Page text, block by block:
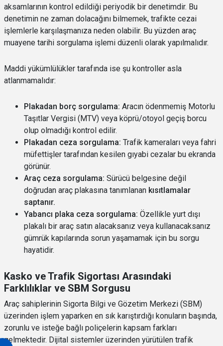
aksamlarının kontrol edildiği periyodik bir denetimdir. Bu
denetimin ne zaman dolacağını bilmemek, trafikte cezai
işlemlerle karşılaşmanıza neden olabilir. Bu yüzden araç
muayene tarihi sorgulama işlemi düzenli olarak yapılmalıdır.
Maddi yükümlülükler tarafında ise şu kontroller asla
atlanmamalıdır:
Plakadan borç sorgulama: Aracın ödenmemiş Motorlu
Taşıtlar Vergisi (MTV) veya köprü/otoyol geçiş borcu
olup olmadığı kontrol edilir.
Plakadan ceza sorgulama: Trafik kameraları veya fahri
müfettişler tarafından kesilen gıyabi cezalar bu ekranda
görünür.
Araç ceza sorgulama: Sürücü belgesine değil
doğrudan araç plakasına tanımlanan kısıtlamalar
saptanır.
Yabancı plaka ceza sorgulama: Özellikle yurt dışı
plakalı bir araç satın alacaksanız veya kullanacaksanız
gümrük kapılarında sorun yaşamamak için bu sorgu
hayatidir.
Kasko ve Trafik Sigortası Arasındaki
Farklılıklar ve SBM Sorgusu
Araç sahiplerinin Sigorta Bilgi ve Gözetim Merkezi (SBM)
üzerinden işlem yaparken en sık karıştırdığı konuların başında,
zorunlu ve isteğe bağlı poliçelerin kapsam farkları
gelmektedir. Dijital sistemler üzerinden yürütülen trafik